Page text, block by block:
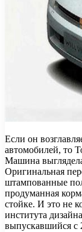
Если он
автомобилей, то
Машина
Оригинальная
штампованные
продуманная
стойке. И это не
института
выпускавшийся с